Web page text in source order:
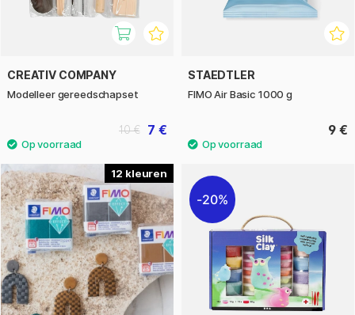
CREATIV COMPANY
Modelleer gereedschapset
7 €
10 €
STAEDTLER
FIMO Air Basic 1000 g
9 €
12
20%